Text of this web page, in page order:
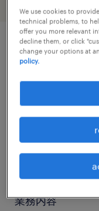
job details
長期（3ヶ月以上
業務内容
We use cookies to
technical problems, to
offer you more relevant
decline them, or click
change your options at
policy.